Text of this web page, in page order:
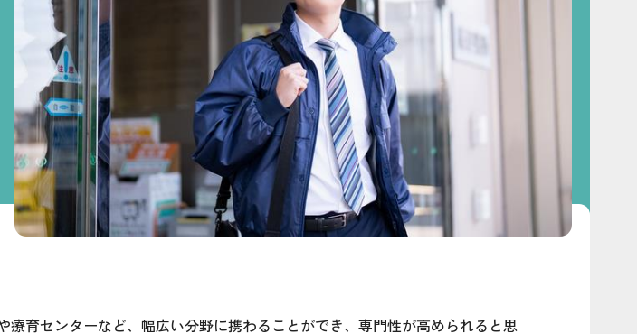
育センターなど、幅広い分野に携わることができ、専門性が高められると思